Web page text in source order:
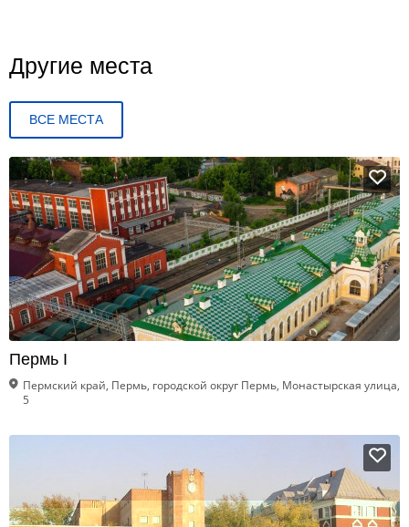
Другие места
ВСЕ МЕСТА
Пермь I
Пермский край, Пермь, городской округ Пермь, Монастырская улица,
5